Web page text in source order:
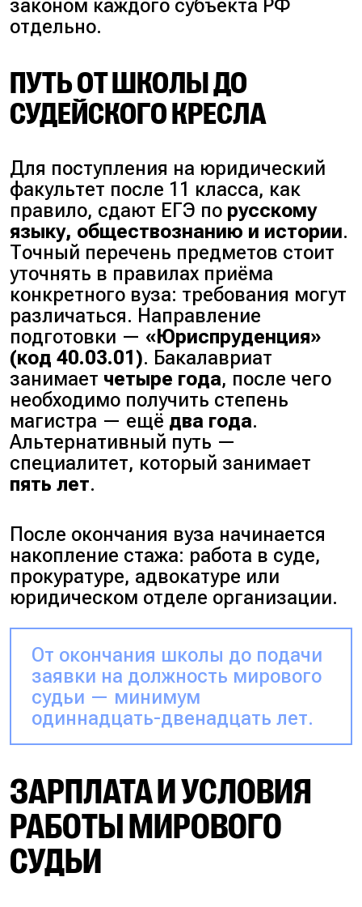
законом каждого субъекта РФ
отдельно.
ПУТЬ ОТ ШКОЛЫ ДО
СУДЕЙСКОГО КРЕСЛА
Для поступления на юридический
факультет после 11 класса, как
правило, сдают ЕГЭ по русскому
языку, обществознанию и истории.
Точный перечень предметов стоит
уточнять в правилах приёма
конкретного вуза: требования могут
различаться. Направление
подготовки — «Юриспруденция»
(код 40.03.01). Бакалавриат
занимает четыре года, после чего
необходимо получить степень
магистра — ещё два года.
Альтернативный путь —
специалитет, который занимает
пять лет.
После окончания вуза начинается
накопление стажа: работа в суде,
прокуратуре, адвокатуре или
юридическом отделе организации.
От окончания школы до подачи
заявки на должность мирового
судьи — минимум
одиннадцать-двенадцать лет.
ЗАРПЛАТА И УСЛОВИЯ
РАБОТЫ МИРОВОГО
СУДЬИ